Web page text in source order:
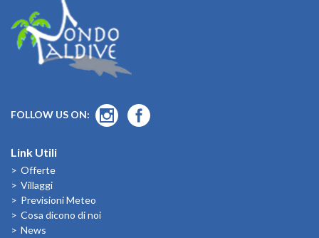
FOLLOW US ON:
Link Utili
Offerte
Villaggi
Previsioni Meteo
Cosa dicono di noi
News